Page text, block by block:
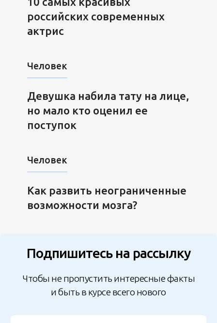
российских современных
актрис
Человек
Девушка набила тату на лице,
но мало кто оценил ее
поступок
Человек
Как развить неограниченные
возможности мозга?
Подпишитесь на рассылку
Чтобы не пропустить интересные факты
и быть в курсе всего нового